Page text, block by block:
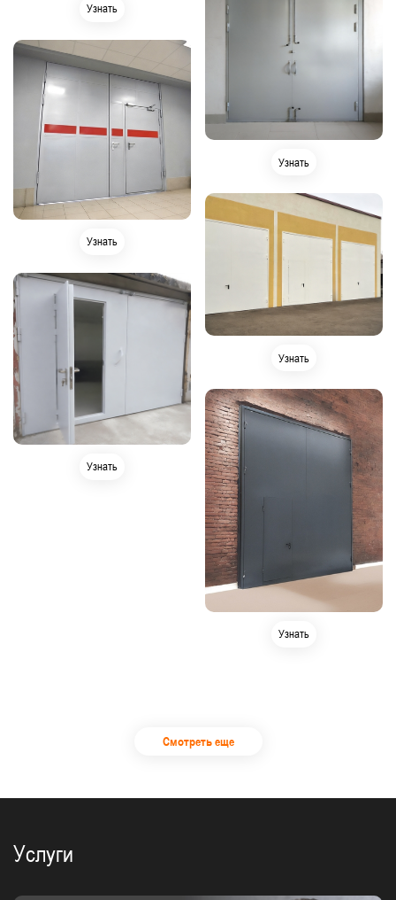
Узнать
Узнать
Узнать
Узнать
Узнать
Узнать
Смотреть еще
Услуги